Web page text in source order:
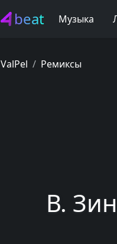
beat Музыка
ValPel Ремиксы
В.